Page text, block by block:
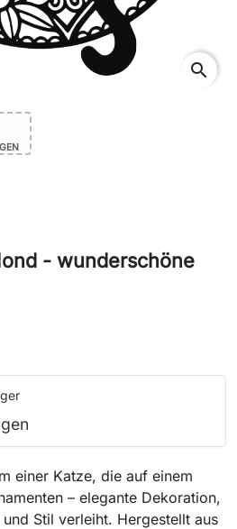
search
- wunderschöne
einer Katze, die auf einem
– elegante Dekoration,
Stil verleiht. Hergestellt aus